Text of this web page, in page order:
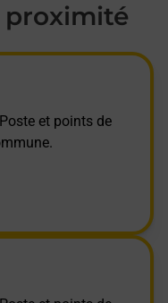
proximité
et points de